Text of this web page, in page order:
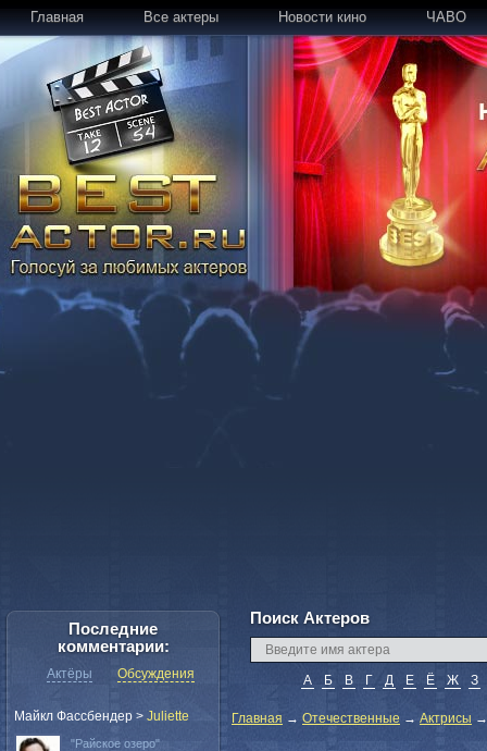
Главная Все актеры Новости кино ЧАВО
Поиск Актеров
А Б В Г Д Е Ё Ж З
Главная → Отечественные → Актрисы
Последние
комментарии:
Актёры Обсуждения
Майкл Фассбендер > Juliette
"Райское озеро"